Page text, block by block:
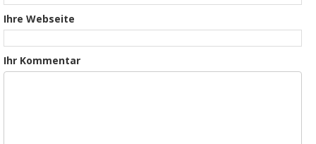
Ihre Webseite
Ihr Kommentar